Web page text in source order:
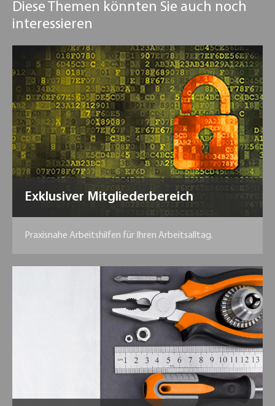
Diese Themen könnten Sie auch noch
interessieren
Exklusiver Mitgliederbereich
Praxisnahe Arbeitshilfen für Ihren Arbeitsalltag.